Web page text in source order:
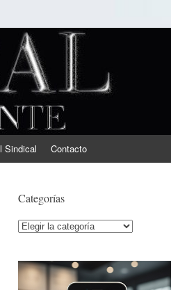
Sindical Contacto
Categorías
Categorías